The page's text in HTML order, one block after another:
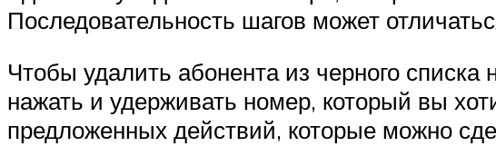
Последовательность шагов может
Чтобы удалить абонента из черного
нажать и удерживать номер, который вы
предложенных действий, которые можно